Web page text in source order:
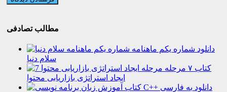
مطالب تصادفی
دانلود شماره یکم ماهنامه
سلام دنیا
کتاب ۷ مرحله
ایجاد استراتژی بازاریابی محتوا
دانلود